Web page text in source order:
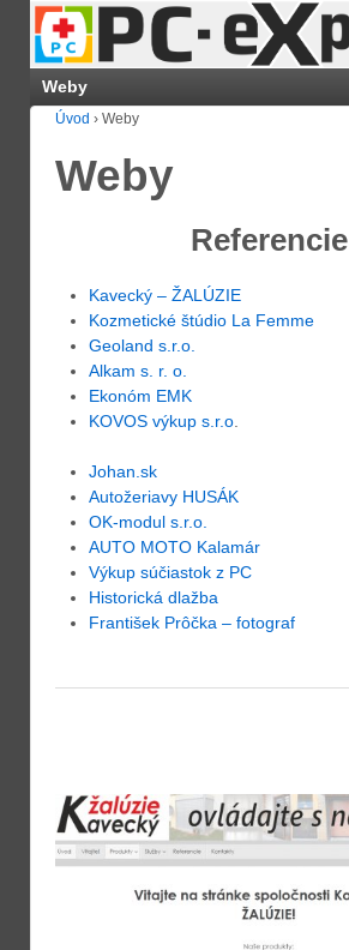
Weby
Úvod › Weby
Weby
Referencie
Kavecký – ŽALÚZIE
Kozmetické štúdio La Femme
Geoland s.r.o.
Alkam s. r. o.
Ekonóm EMK
KOVOS výkup s.r.o
Johan.sk
Autožeriavy HUSÁK
OK-modul s.r.o.
AUTO MOTO Kalamár
Výkup súčiastok z PC
Historická dlažba
František Prôčka – fotograf